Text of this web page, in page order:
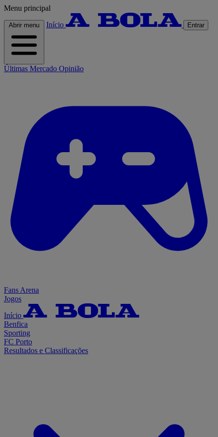
Menu principal
Abrir menu Início Entrar
Últimas Mercado Opinião
Fans Arena
Jogos
Início
Benfica
Sporting
FC Porto
Resultados e Classificações